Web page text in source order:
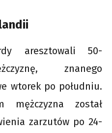
aresztowali 50-
znanego
wtorek po południu.
mężczyzna został
zarzutów po 24-